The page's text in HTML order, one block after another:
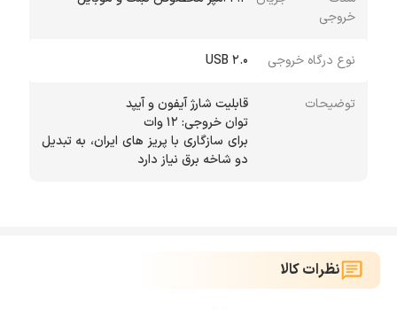
خروجی
نوع درگاه خروجی USB 2.0
توضیحات
قابلیت شارژ آیفون و آیپد
توان خروجی: 12 وات
برای سازگاری با پریز های ایران، به تبدیل
دو شاخه برق نیاز دارد
نظرات کالا